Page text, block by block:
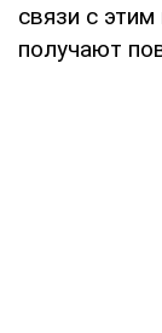
связи с
получают